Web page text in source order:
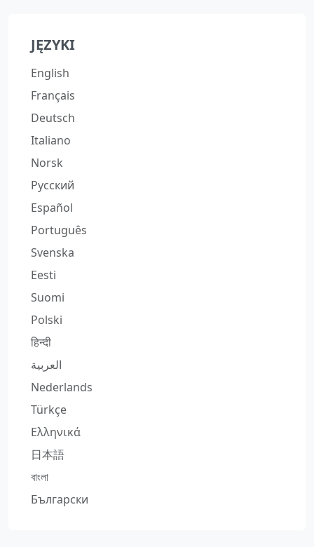
JĘZYKI
English
Français
Deutsch
Italiano
Norsk
Русский
Español
Português
Svenska
Eesti
Suomi
Polski
हिन्दी
العربية
Nederlands
Türkçe
Ελληνικά
日本語
বাংলা
Български